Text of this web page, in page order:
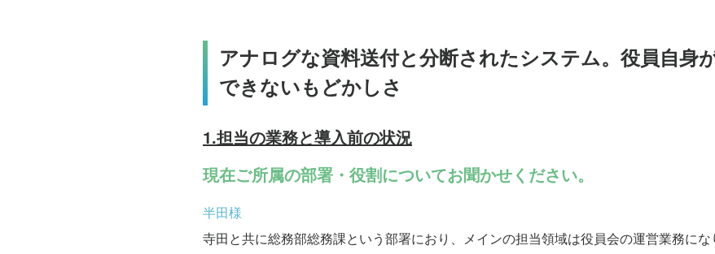
アナログな資料送付と分断されたシステム。役員自身
できないもどかしさ
1.担当の業務と導入前の状況
現在ご所属の部署・役割についてお聞かせください。
半田様
寺田と共に総務部総務課という部署におり、メインの担当領域は役員会の運営業務に